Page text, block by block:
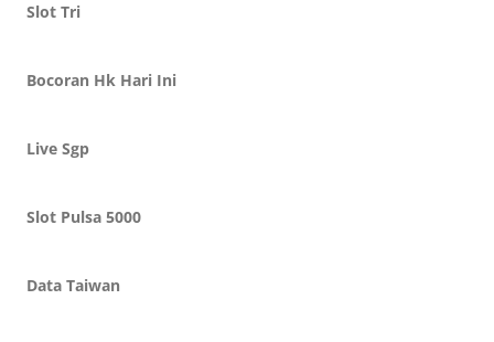
Slot Tri
Bocoran Hk Hari Ini
Live Sgp
Slot Pulsa 5000
Data Taiwan